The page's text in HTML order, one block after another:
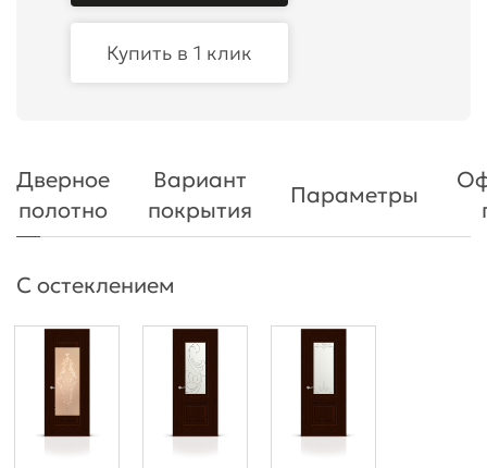
Купить в 1 клик
Дверное
полотно
Вариант
покрытия
Параметры
С остеклением